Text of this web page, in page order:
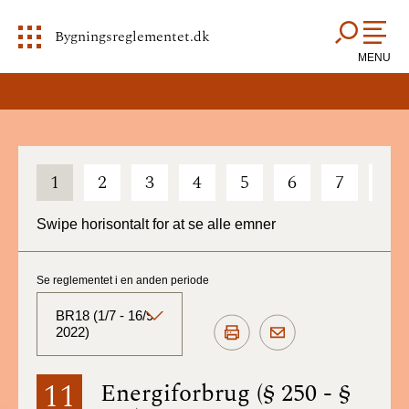
Bygningsreglementet.dk
MENU
1 2 3 4 5 6 7
Swipe horisontalt for at se alle emner
11 Energiforbrug (§ 250 - §
Se reglementet i en anden periode
BR18 (1/7 - 16/9
2022)
BR18 (Aktuelt)